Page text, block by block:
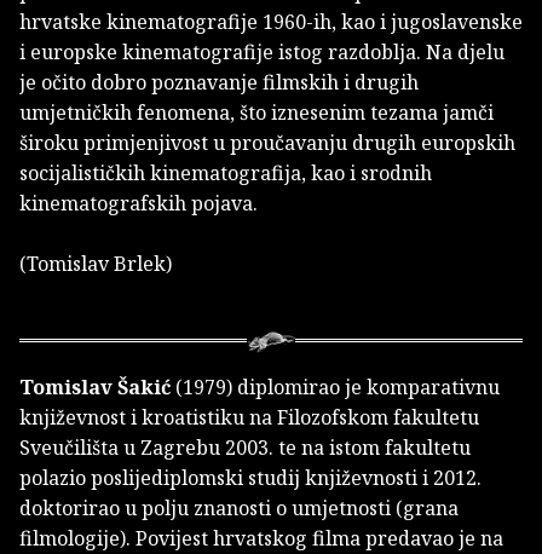
hrvatske kinematografije 1960-ih, kao i jugoslavenske
i europske kinematografije istog razdoblja. Na djelu
je očito dobro poznavanje filmskih i drugih
umjetničkih fenomena, što iznesenim tezama jamči
široku primjenjivost u proučavanju drugih europskih
socijalističkih kinematografija, kao i srodnih
kinematografskih pojava.
(Tomislav Brlek)
Tomislav Šakić (1979) diplomirao je komparativnu
književnost i kroatistiku na Filozofskom fakultetu
Sveučilišta u Zagrebu 2003. te na istom fakultetu
polazio poslijediplomski studij književnosti i 2012.
doktorirao u polju znanosti o umjetnosti (grana
filmologije). Povijest hrvatskog filma predavao je na